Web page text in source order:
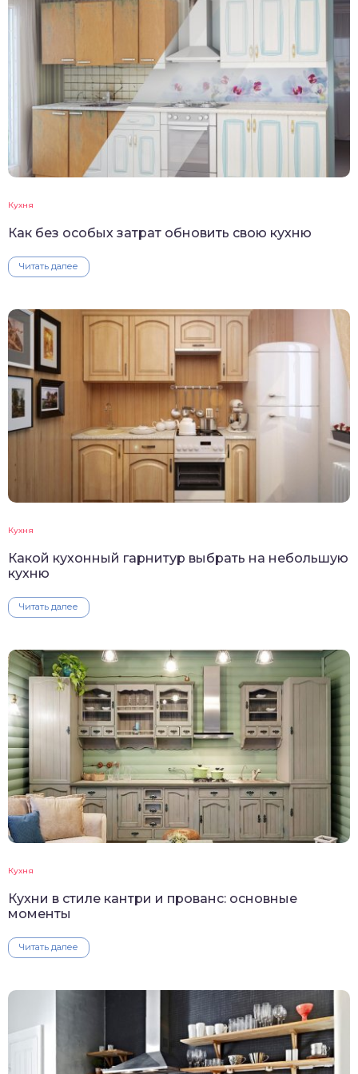
Кухня
Как без особых затрат обновить свою кухню
Читать далее
Кухня
Какой кухонный гарнитур выбрать на небольшую
кухню
Читать далее
Кухня
Кухни в стиле кантри и прованс: основные
моменты
Читать далее